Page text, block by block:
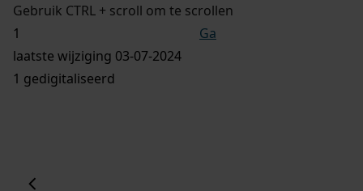
Gebruik CTRL + scroll om te scrollen
Ga
laatste wijziging 03-07-2024
1 gedigitaliseerd